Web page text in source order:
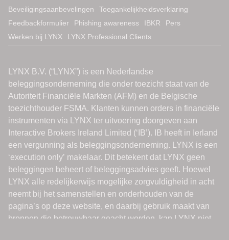
Beveiligingsaanbevelingen
Toegankelijkheidsverklaring
Feedbackformulier
Phishing awareness IBKR
Pers
Werken bij LYNX
LYNX Professional Clients